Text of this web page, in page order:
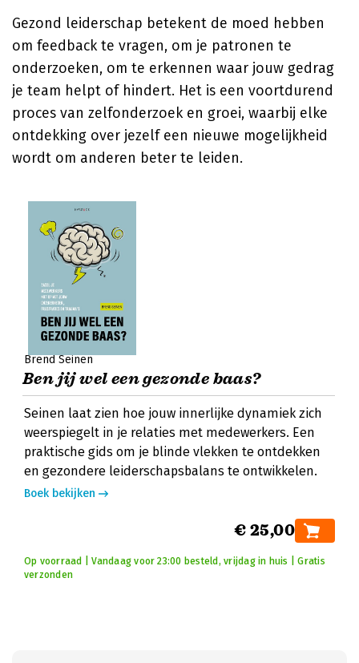
Gezond leiderschap betekent de moed hebben
om feedback te vragen, om je patronen te
onderzoeken, om te erkennen waar jouw gedrag
je team helpt of hindert. Het is een voortdurend
proces van zelfonderzoek en groei, waarbij elke
ontdekking over jezelf een nieuwe mogelijkheid
wordt om anderen beter te leiden.
Brend Seinen
Ben jij wel een gezonde baas?
Seinen laat zien hoe jouw innerlijke dynamiek zich
weerspiegelt in je relaties met medewerkers. Een
praktische gids om je blinde vlekken te ontdekken
en gezondere leiderschapsbalans te ontwikkelen.
Boek bekijken
€ 25,00
Op voorraad | Vandaag voor 23:00 besteld, vrijdag in huis | Gratis
verzonden